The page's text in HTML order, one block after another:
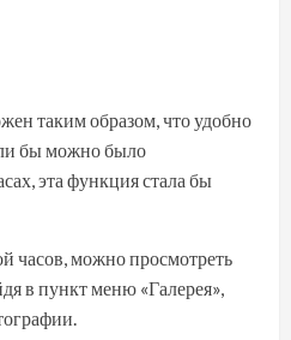
таким образом, что удобно
бы можно было
эта функция стала бы
часов, можно просмотреть
в пункт меню «Галерея»,